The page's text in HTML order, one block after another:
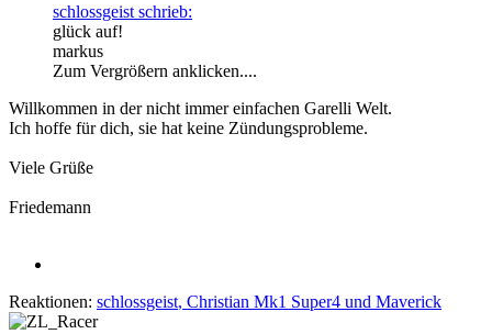
schlossgeist schrieb:
glück auf!
markus
Zum Vergrößern anklicken....
Willkommen in der nicht immer einfachen Garelli Welt.
Ich hoffe für dich, sie hat keine Zündungsprobleme.
Viele Grüße
Friedemann
Reaktionen: schlossgeist, Christian Mk1 Super4 und Maverick